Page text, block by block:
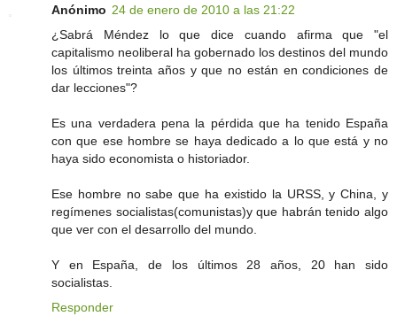
Anónimo 24 de enero de 2010 a las 21:22
¿Sabrá Méndez lo que dice cuando afirma que "el
capitalismo neoliberal ha gobernado los destinos del mundo
los últimos treinta años y que no están en condiciones de
dar lecciones"?
Es una verdadera pena la pérdida que ha tenido España
con que ese hombre se haya dedicado a lo que está y no
haya sido economista o historiador.
Ese hombre no sabe que ha existido la URSS, y China, y
regímenes socialistas(comunistas)y que habrán tenido algo
que ver con el desarrollo del mundo.
Y en España, de los últimos 28 años, 20 han sido
socialistas.
Responder